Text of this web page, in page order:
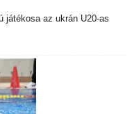
játékosa az ukrán U20-as